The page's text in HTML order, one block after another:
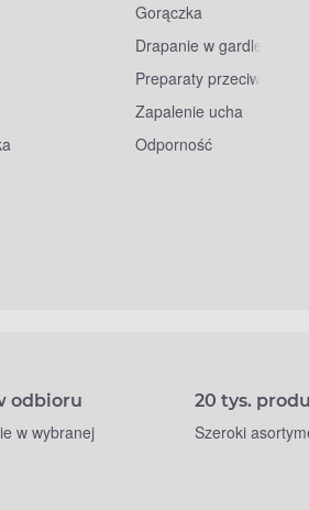
Gorączka
Drapanie w gardle
Preparaty
Zapalenie ucha
Odporność
odbioru
w wybranej
20 tys.
Szeroki